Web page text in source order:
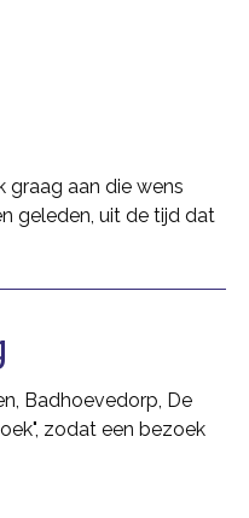
graag aan die wens
geleden, uit de tijd dat
Badhoevedorp, De
zodat een bezoek